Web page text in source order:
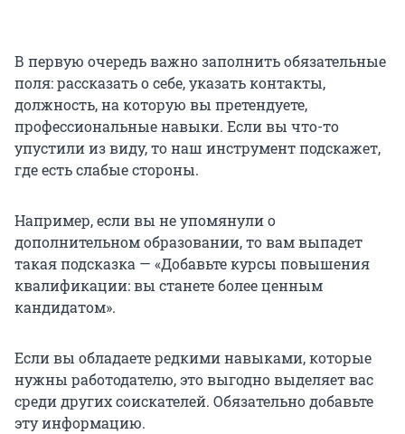
В первую очередь важно заполнить обязательные
поля: рассказать о себе, указать контакты,
должность, на которую вы претендуете,
профессиональные навыки. Если вы что-то
упустили из виду, то наш инструмент подскажет,
где есть слабые стороны.
Например, если вы не упомянули о
дополнительном образовании, то вам выпадет
такая подсказка — «Добавьте курсы повышения
квалификации: вы станете более ценным
кандидатом».
Если вы обладаете редкими навыками, которые
нужны работодателю, это выгодно выделяет вас
среди других соискателей. Обязательно добавьте
эту информацию.